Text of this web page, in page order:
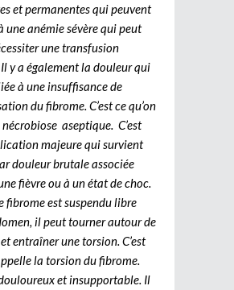
et permanentes qui peuvent
une anémie sévère qui peut
une transfusion
y a également la douleur qui
à une insuffisance de
du fibrome. C’est ce qu’on
aseptique. C’est
majeure qui survient
douleur brutale associée
fièvre ou à un état de choc.
fibrome est suspendu libre
il peut tourner autour de
entraîner une torsion. C’est
la torsion du fibrome.
douloureux et insupportable. Il